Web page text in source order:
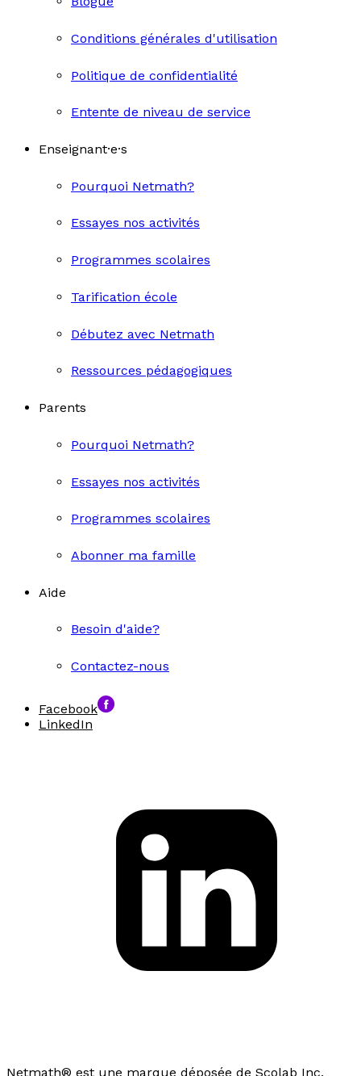
Conditions générales d'utilisation
Politique de confidentialité
Entente de niveau de service
Enseignant·e·s
Pourquoi Netmath?
Essayes nos activités
Programmes scolaires
Tarification école
Débutez avec Netmath
Ressources pédagogiques
Parents
Pourquoi Netmath?
Essayes nos activités
Programmes scolaires
Abonner ma famille
Aide
Besoin d'aide?
Contactez-nous
Facebook
LinkedIn
Netmath® est une marque déposée de Scolab Inc.